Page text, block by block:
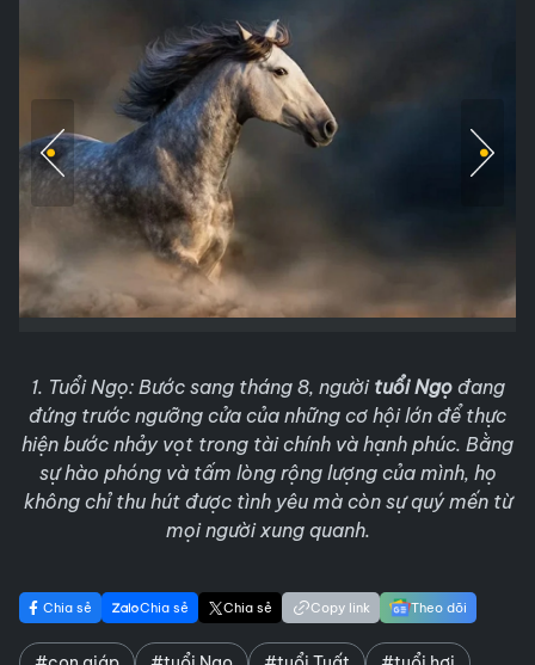
1. Tuổi Ngọ: Bước sang tháng 8, người tuổi Ngọ đang
đứng trước ngưỡng cửa của những cơ hội lớn để thực
hiện bước nhảy vọt trong tài chính và hạnh phúc. Bằng
sự hào phóng và tấm lòng rộng lượng của mình, họ
không chỉ thu hút được tình yêu mà còn sự quý mến từ
mọi người xung quanh.
Chia sẻ Chia sẻ Chia sẻ Copy link Theo dõi